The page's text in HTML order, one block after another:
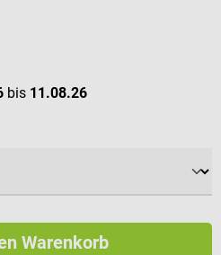
bis 11.08.26
Warenkorb